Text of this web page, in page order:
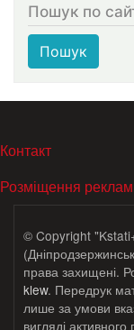
Пошук по
Пошук
МЕНЮ В ПОДВАЛЕ
Контакт
Розміщення
© Copyright
права захищені.
klew. Передрук
лише за умови
вигляді